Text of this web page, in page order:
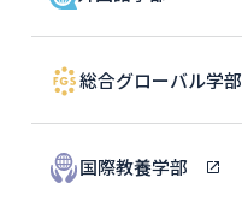
総合グローバル学部
国際教養学部